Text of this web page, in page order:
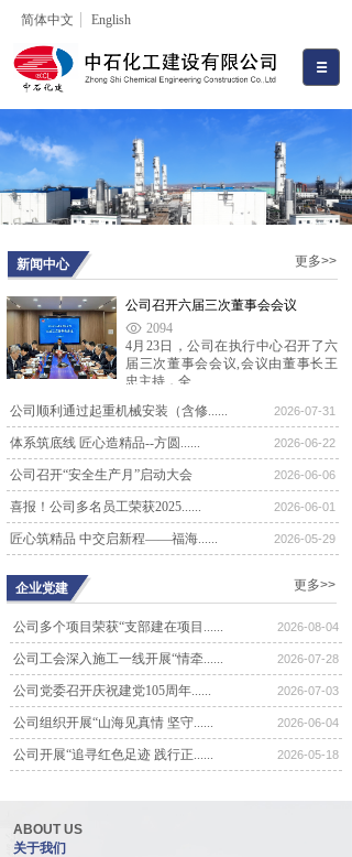
简体中文 English
更多>>
新闻中心
公司召开六届三次董事会会议
2094
4月23日，公司在执行中心召开了六
届三次董事会会议,会议由董事长王
忠主持，全......
公司召开六届一次董事会会议
8616
2024年12月28日上午，公司六届一次
董事会会议在河北宾馆召开。新当选
的1......
公司召开五届四次董事会会议
6468
4月18日，中石化工建设有限公司召
开五届四次董事会会议。会议由董事
公司召开五届三次董事会会议
6991
4月20日，中石化工建设有限公司召
开五届三次董事会会议。会议由董事
长王忠同志......
公司召开四届六次股东代表大会
7009
10月21日，公司四届六次股东代表大
公司顺利通过起重机械安装（含修...... 2026-07-31
体系筑底线 匠心造精品--方圆...... 2026-06-22
公司召开“安全生产月”启动大会 2026-06-06
喜报！公司多名员工荣获2025...... 2026-06-01
匠心筑精品 中交启新程——福海...... 2026-05-29
更多>>
企业党建
公司多个项目荣获“支部建在项目...... 2026-08-04
公司工会深入施工一线开展“情牵...... 2026-07-28
公司党委召开庆祝建党105周年...... 2026-07-03
公司组织开展“山海见真情 坚守...... 2026-06-04
公司开展“追寻红色足迹 践行正...... 2026-05-18
ABOUT US
关于我们